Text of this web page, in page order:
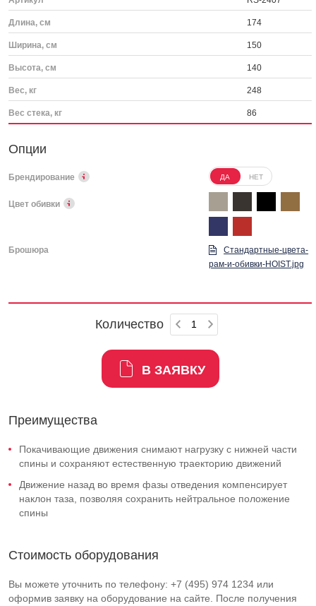
Длина, см 174
Ширина, см 150
Высота, см 140
Вес, кг 248
Вес стека, кг 86
Опции
Брендирование ДА НЕТ
Цвет обивки
Брошюра
Стандартные-цвета-
рам-и-обивки-HOIST.jpg
Количество
В ЗАЯВКУ
Преимущества
Покачивающие движения снимают нагрузку с нижней части
спины и сохраняют естественную траекторию движений
Движение назад во время фазы отведения компенсирует
наклон таза, позволяя сохранить нейтральное положение
спины
Стоимость оборудования
Вы можете уточнить по телефону: +7 (495) 974 1234 или
оформив заявку на оборудование на сайте. После получения